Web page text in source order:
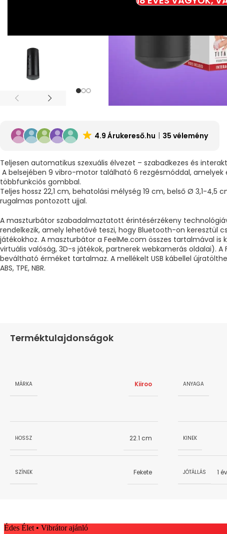
4.9 Árukereső.hu 35 vélemény
Teljesen automatikus szexuális élvezet – szabadkezes és
A belsejében 9 vibro-motor található 6 rezgésmóddal, amelyek
többfunkciós gombbal.
Teljes hossz 22,1 cm, behatolási mélység 19 cm, belső Ø 3,1-4,5
rugalmas pontozott ujjal.
A maszturbátor szabadalmaztatott érintésérzékeny
rendelkezik, amely lehetővé teszi, hogy Bluetooth-on keresztül
játékokhoz. A maszturbátor a FeelMe.com összes tartalmával is
virtuális valóság, 3D-s játékok, partnerek webkamerás oldalai). A
beváltható érméket tartalmaz. A mellékelt USB kábellel
ABS, TPE, NBR.
Terméktulajdonságok
MÁRKA Kiiroo ANYAGA
HOSSZ 22.1 cm KINEK
SZÍNEK Fekete JÓTÁLLÁS 1